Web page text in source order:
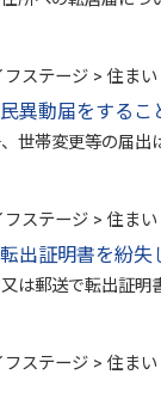
ステージ > 住まい
異動届をするこ
世帯変更等の届
ステージ > 住まい
出証明書を紛
は郵送で転出証
ステージ > 住まい